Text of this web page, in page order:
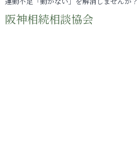
阪神相続相談協会